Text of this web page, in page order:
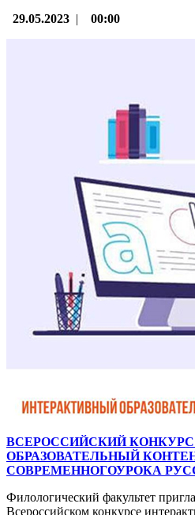
29.05.2023 | 00:00
ВСЕРОССИЙСКИЙ
ОБРАЗОВАТЕЛЬНЫЙ
СОВРЕМЕННОГОУРОКА
Филологический факультет
Всероссийском конкурсе